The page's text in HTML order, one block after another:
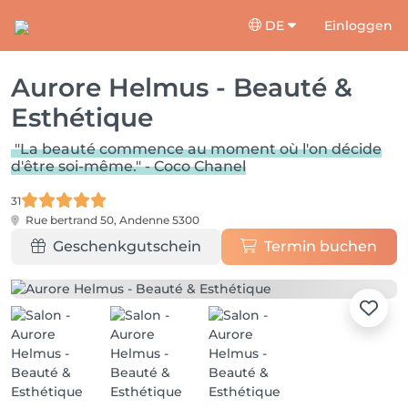
DE Einloggen
Aurore Helmus - Beauté &
Esthétique
"La beauté commence au moment où l'on décide
d'être soi-même." - Coco Chanel
31
Rue bertrand 50, Andenne 5300
Geschenkgutschein Termin buchen